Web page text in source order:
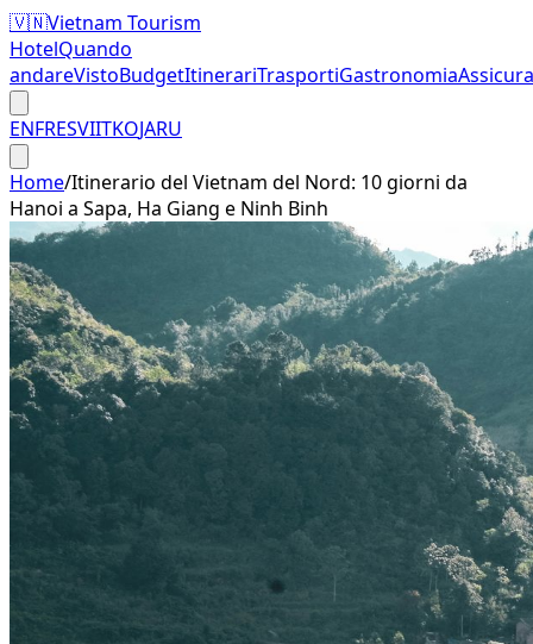
🇻🇳Vietnam Tourism
HotelQuando
andareVistoBudgetItinerariTrasportiGastronomia
ENFRESVIITKOJARU
Home/Itinerario del Vietnam del Nord: 10 giorni da
Hanoi a Sapa, Ha Giang e Ninh Binh